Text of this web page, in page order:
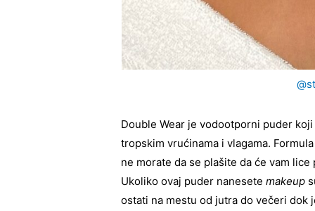
Double Wear je vodootporni puder
tropskim vrućinama i vlagama.
ne morate da se plašite da će vam lice
Ukoliko ovaj puder nanesetemakeup
ostati na mestu od jutra do večeri